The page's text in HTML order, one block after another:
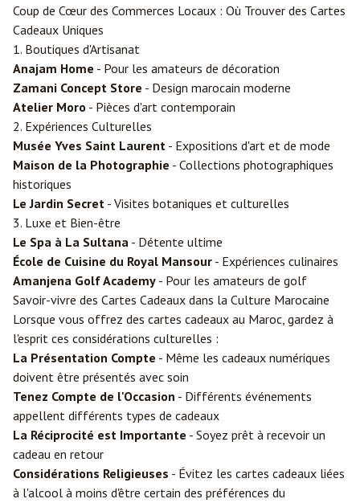
Coup de Cœur des Commerces Locaux : Où Trouver des Cartes
Cadeaux Uniques
1. Boutiques d'Artisanat
Anajam Home - Pour les amateurs de décoration
Zamani Concept Store - Design marocain moderne
Atelier Moro - Pièces d'art contemporain
2. Expériences Culturelles
Musée Yves Saint Laurent - Expositions d'art et de mode
Maison de la Photographie - Collections photographiques
historiques
Le Jardin Secret - Visites botaniques et culturelles
3. Luxe et Bien-être
Le Spa à La Sultana - Détente ultime
École de Cuisine du Royal Mansour - Expériences culinaires
Amanjena Golf Academy - Pour les amateurs de golf
Savoir-vivre des Cartes Cadeaux dans la Culture Marocaine
Lorsque vous offrez des cartes cadeaux au Maroc, gardez à
l'esprit ces considérations culturelles :
La Présentation Compte - Même les cadeaux numériques
doivent être présentés avec soin
Tenez Compte de l'Occasion - Différents événements
appellent différents types de cadeaux
La Réciprocité est Importante - Soyez prêt à recevoir un
cadeau en retour
Considérations Religieuses - Évitez les cartes cadeaux liées
à l'alcool à moins d'être certain des préférences du